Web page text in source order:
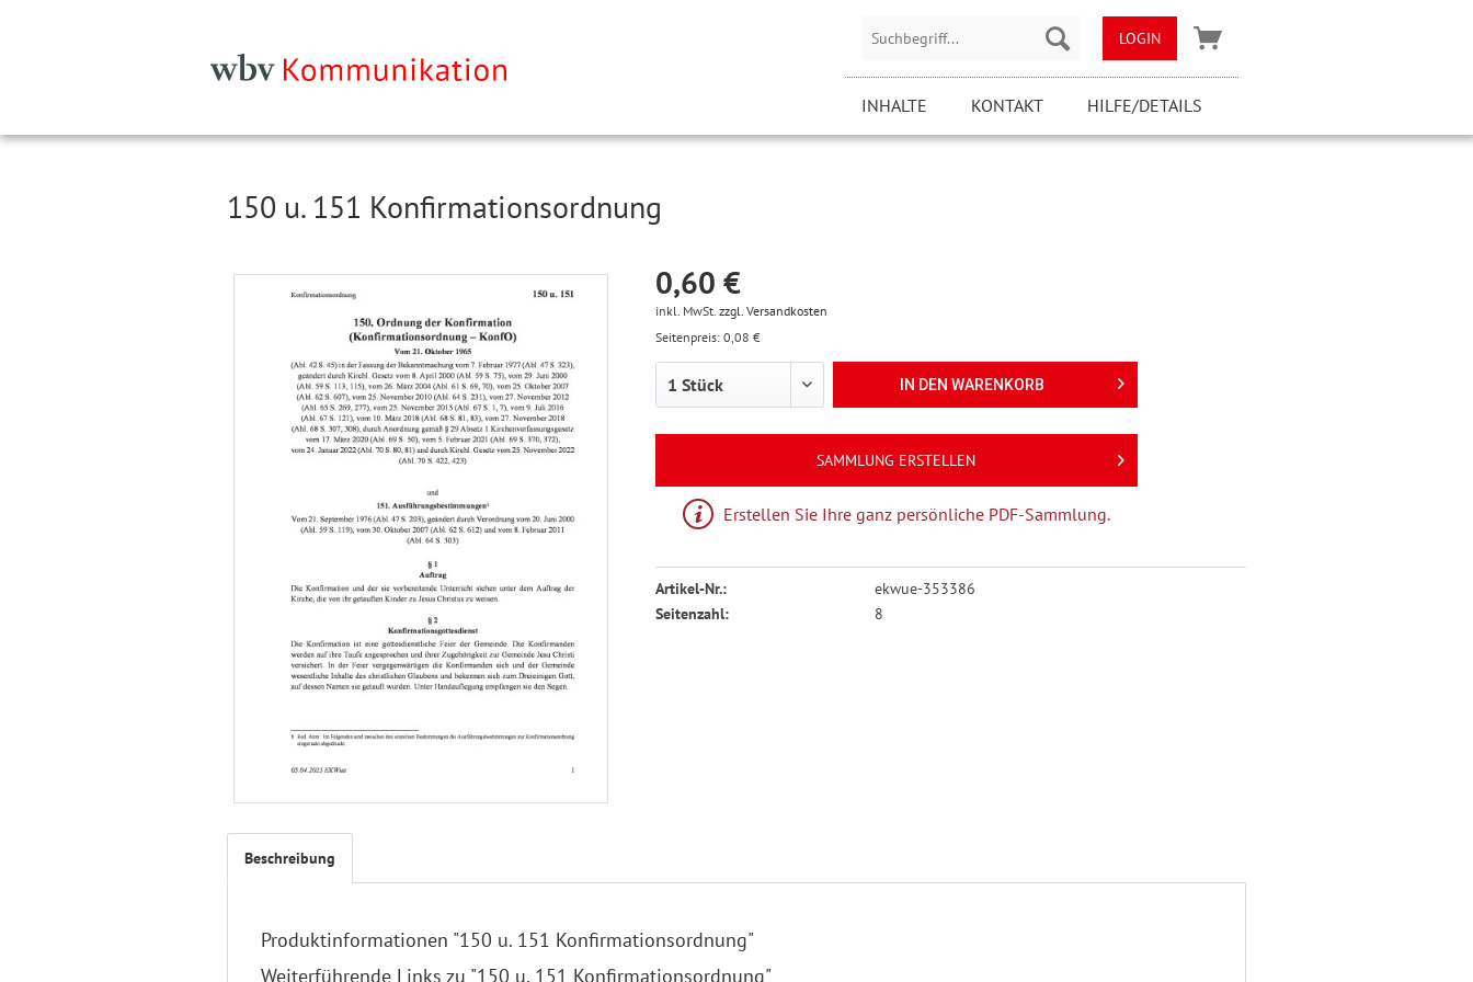
LOGIN
INHALTE KONTAKT HILFE/DETAILS
150 u. 151 Konfirmationsordnung
0,60 €
inkl. MwSt. zzgl. Versandkosten
Seitenpreis: 0,08 €
IN DEN WARENKORB
SAMMLUNG ERSTELLEN
Erstellen Sie Ihre ganz persönliche PDF-Sammlung.
Artikel-Nr.:
ekwue-353386
Seitenzahl:
8
Beschreibung
Produktinformationen "150 u. 151 Konfirmationsordnung"
Weiterführende Links zu "150 u. 151 Konfirmationsordnung"